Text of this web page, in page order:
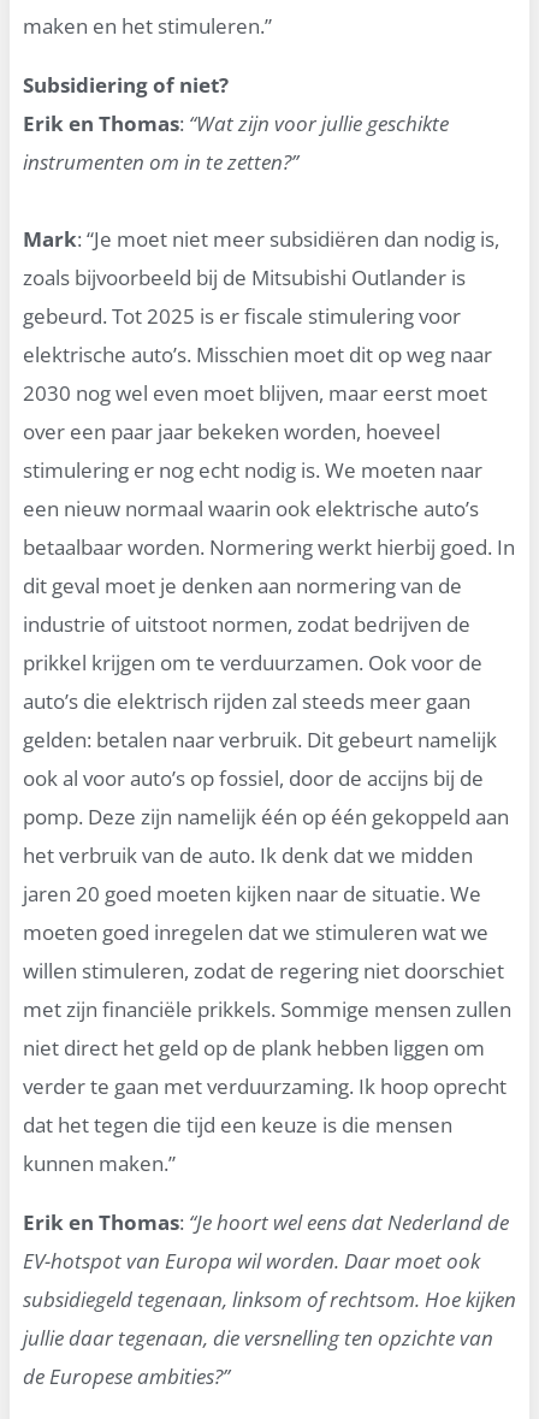
maken en het stimuleren.”
Subsidiering of niet?
Erik en Thomas: “Wat zijn voor jullie geschikte
instrumenten om in te zetten?”
Mark: “Je moet niet meer subsidiëren dan nodig is,
zoals bijvoorbeeld bij de Mitsubishi Outlander is
gebeurd. Tot 2025 is er fiscale stimulering voor
elektrische auto’s. Misschien moet dit op weg naar
2030 nog wel even moet blijven, maar eerst moet
over een paar jaar bekeken worden, hoeveel
stimulering er nog echt nodig is. We moeten naar
een nieuw normaal waarin ook elektrische auto’s
betaalbaar worden. Normering werkt hierbij goed. In
dit geval moet je denken aan normering van de
industrie of uitstoot normen, zodat bedrijven de
prikkel krijgen om te verduurzamen. Ook voor de
auto’s die elektrisch rijden zal steeds meer gaan
gelden: betalen naar verbruik. Dit gebeurt namelijk
ook al voor auto’s op fossiel, door de accijns bij de
pomp. Deze zijn namelijk één op één gekoppeld aan
het verbruik van de auto. Ik denk dat we midden
jaren 20 goed moeten kijken naar de situatie. We
moeten goed inregelen dat we stimuleren wat we
willen stimuleren, zodat de regering niet doorschiet
met zijn financiële prikkels. Sommige mensen zullen
niet direct het geld op de plank hebben liggen om
verder te gaan met verduurzaming. Ik hoop oprecht
dat het tegen die tijd een keuze is die mensen
kunnen maken.”
Erik en Thomas: “Je hoort wel eens dat Nederland de
EV-hotspot van Europa wil worden. Daar moet ook
subsidiegeld tegenaan, linksom of rechtsom. Hoe kijken
jullie daar tegenaan, die versnelling ten opzichte van
de Europese ambities?”